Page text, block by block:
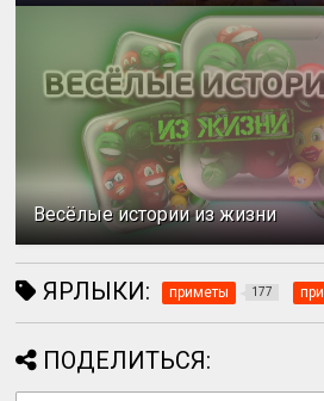
Весёлые истории из жизни
ЯРЛЫКИ: приметы 177
ПОДЕЛИТЬСЯ: